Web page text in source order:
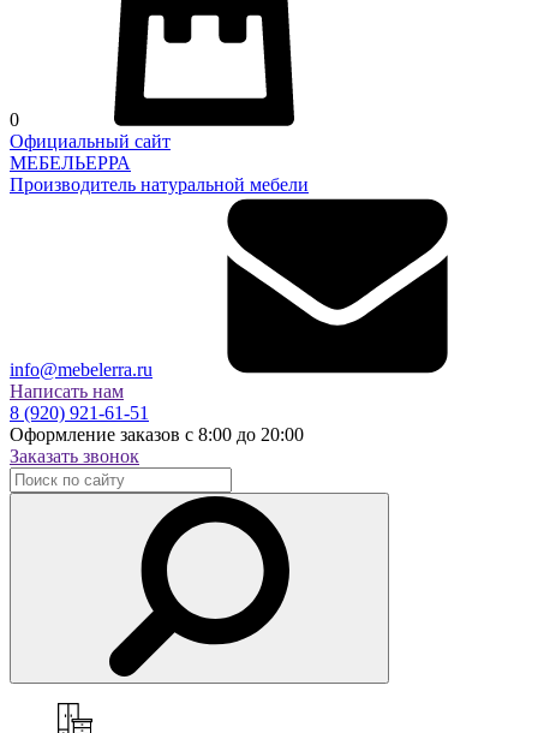
0
Официальный сайт
МЕБЕЛЬЕРРА
Производитель натуральной мебели
info@mebelerra.ru
Написать нам
8 (920) 921-61-51
Оформление заказов с 8:00 до 20:00
Заказать звонок